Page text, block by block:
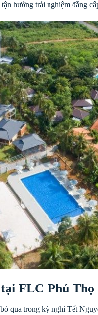
hưởng trải nghiệm đẳng
FLC Phú Thọ
qua trong kỳ nghỉ Tết